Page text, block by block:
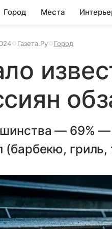
Город Места
Газета.Ру Город
— 69% —
(барбекю,